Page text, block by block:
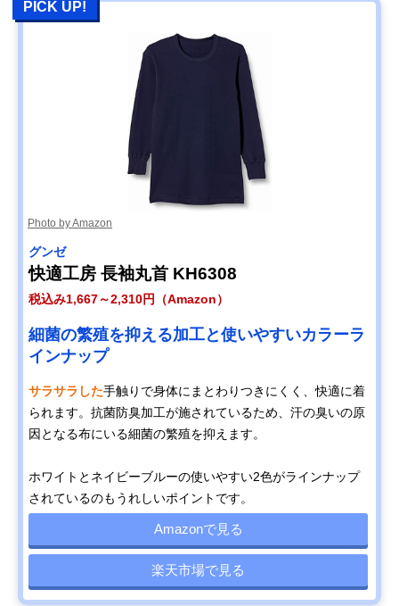
PICK UP!
Photo by Amazon
グンゼ
快適工房 長袖丸首 KH6308
税込み1,667～2,310円（Amazon）
細菌の繁殖を抑える加工と使いやすいカラーラ
インナップ
サラサラした手触りで身体にまとわりつきにくく、快適に着
られます。抗菌防臭加工が施されているため、汗の臭いの原
因となる布にいる細菌の繁殖を抑えます。
ホワイトとネイビーブルーの使いやすい2色がラインナップ
されているのもうれしいポイントです。
Amazonで見る
楽天市場で見る